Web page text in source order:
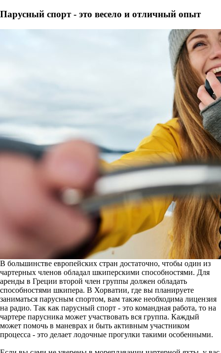
Парусный спорт - это весело и отличный опыт
В большинстве европейских стран достаточно, чтобы один из
чартерных членов обладал шкиперскими способностями. Для
аренды в Греции второй член группы должен обладать
способностями шкипера. В Хорватии, где вы планируете
заниматься парусным спортом, вам также необходима лицензия
на радио. Так как парусный спорт - это командная работа, то на
чартере парусника может участвовать вся группа. Каждый
может помочь в маневрах и быть активным участником
процесса - это делает лодочные прогулки такими особенными.